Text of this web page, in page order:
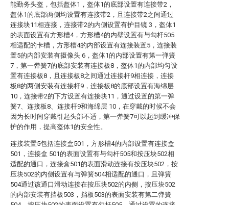
能勤务头盔，包括盔体1，盔体1的底部设置有连接带2，
盔体1的底部两侧均设置有连接带2，且连接带2之间通过
连接块11相连接，连接带2的内侧设置有护目镜 3，盔体1
的表面设置有方形槽4，方形槽4的内壁设置有与勾杆505
相适配的卡槽，方形槽4的内部设置有连接装置5，连接装
置5的内部安装有摄像头 6，盔体1的内部设置有第一弹簧
7，第一弹簧7的底部安装有连接板8，盔体1的内部均匀设
置有连接板8，且连接板8之间通过连接杆9相连接，连接
板8的两侧安装有连接杆9，连接板8的底部设置有海绵层
10，连接带2的下方设置有连接块11，通过设置的第一弹
簧7、连接板8、连接杆9和海绵层 10，在穿戴的时候不会
因为长时间穿戴引起头部不适，第一弹簧7可以起到缓冲保
护的作用，提高盔体1的安全性。
连接装置5包括连接盒501，方形槽4的内部设置有连接盒
501，连接盒 501的表面设置有与勾杆505和按压块502相
适配的通口，连接盒501的表面滑动连接有按压块502，按
压块502的内侧设置有与弹簧504相适配的通口，且弹簧
504通过该通口滑动连接在按压块502的内侧，按压块502
的内部安装有挡板503，挡板503的表面安装有第二弹簧